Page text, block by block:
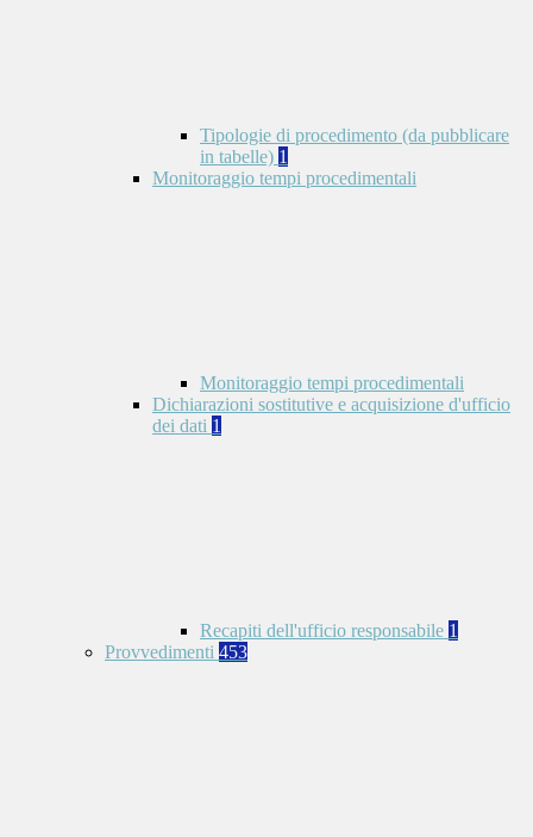
Tipologie di procedimento (da pubblicare
in tabelle) 1
Monitoraggio tempi procedimentali
Monitoraggio tempi procedimentali
Dichiarazioni sostitutive e acquisizione d'ufficio
dei dati 1
Recapiti dell'ufficio responsabile 1
Provvedimenti 453